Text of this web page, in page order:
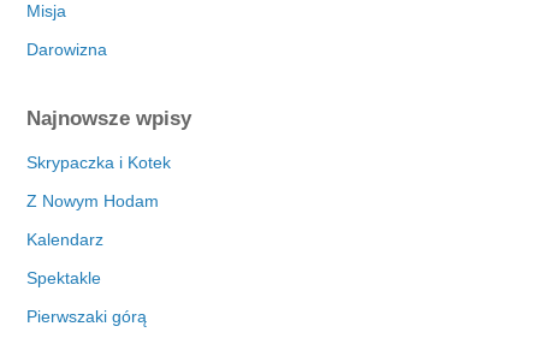
Misja
Darowizna
Najnowsze wpisy
Skrypaczka i Kotek
Z Nowym Hodam
Kalendarz
Spektakle
Pierwszaki górą